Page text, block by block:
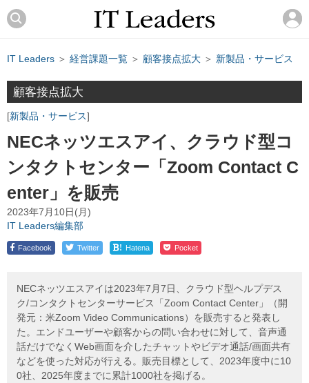
IT Leaders ＞ 経営課題一覧 ＞ 顧客接点拡大 ＞ 新製品・サービス
顧客接点拡大
新製品・サービス
NECネッツエスアイ、クラウド型コ
ンタクトセンター「Zoom Contact C
enter」を販売
2023年7月10日(月)
IT Leaders編集部
Facebook Twitter ! Hatena Pocket
NECネッツエスアイは2023年7月7日、クラウド型ヘルプデス
ク/コンタクトセンターサービス「Zoom Contact Center」（開
発元：米Zoom Video Communications）を販売すると発表し
た。エンドユーザーや顧客からの問い合わせに対して、音声通
話だけでなくWeb画面を介したチャットやビデオ通話/画面共有
などを使った対応が行える。販売目標として、2023年度中に10
0社、2025年度までに累計1000社を掲げる。